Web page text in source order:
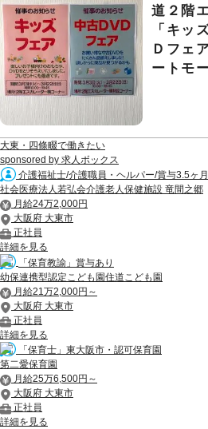
道２階
「キッ
Ｄフェ
ートモ
大東・四條畷で働きたい
sponsored by 求人ボックス
介護福祉士/介護職員・ヘルパー/賞与3.5ヶ
社会医療法人若弘会介護老人保健施設 竜間之郷
月給24万2,000円
大阪府 大東市
正社員
詳細を見る
「保育教諭」賞与あり
幼保連携型認定こども園住道こども園
月給21万2,000円～
大阪府 大東市
正社員
詳細を見る
「保育士」東大阪市・認可保育園
第二愛保育園
月給25万6,500円～
大阪府 大東市
正社員
詳細を見る